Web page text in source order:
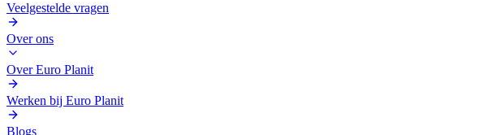
Veelgestelde vragen
Over ons
Over Euro Planit
Werken bij Euro Planit
Blogs